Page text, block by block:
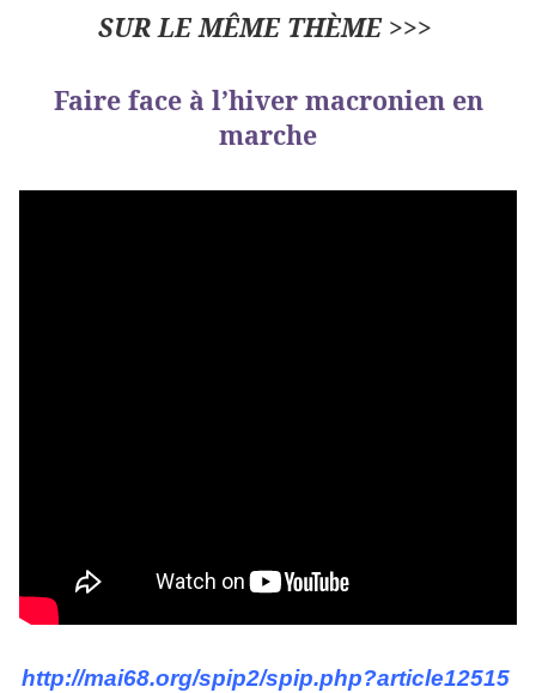
SUR LE MÊME THÈME >>>
Faire face à l’hiver macronien en
marche
http://mai68.org/spip2/spip.php?article12515